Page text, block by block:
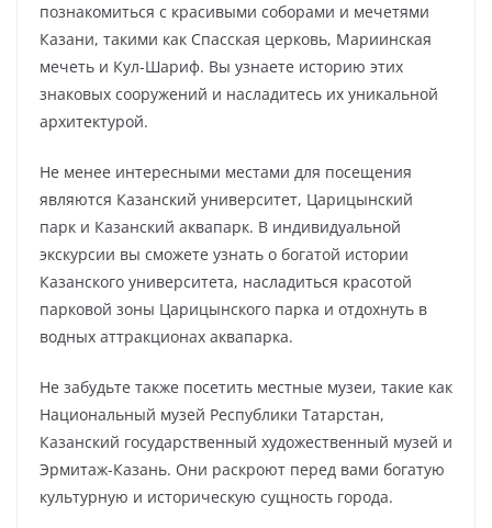
познакомиться с красивыми соборами и мечетями
Казани, такими как Спасская церковь, Мариинская
мечеть и Кул-Шариф. Вы узнаете историю этих
знаковых сооружений и насладитесь их уникальной
архитектурой.
Не менее интересными местами для посещения
являются Казанский университет, Царицынский
парк и Казанский аквапарк. В индивидуальной
экскурсии вы сможете узнать о богатой истории
Казанского университета, насладиться красотой
парковой зоны Царицынского парка и отдохнуть в
водных аттракционах аквапарка.
Не забудьте также посетить местные музеи, такие как
Национальный музей Республики Татарстан,
Казанский государственный художественный музей и
Эрмитаж-Казань. Они раскроют перед вами богатую
культурную и историческую сущность города.